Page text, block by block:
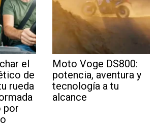
el
de
rueda
por
Moto Voge DS800:
potencia, aventura y
tecnología a tu
alcance